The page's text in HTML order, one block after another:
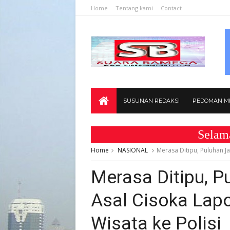
Home Tentang kami Contact
SUSUNAN REDAKSI PEDOMAN
Selamat
Home NASIONAL Merasa Ditipu, Puluhan
Merasa Ditipu,
Asal Cisoka
Wisata ke Polisi